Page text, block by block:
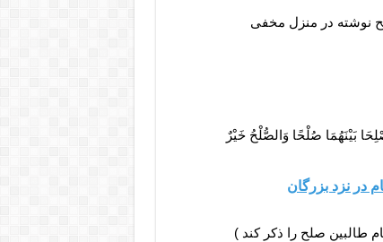
نوشته در منزل مخفی
بَيْنَهُمَا صُلْحًا وَالصُّلْحُ خَيْرٌ
نزد بزرگان
طالبین صلح را ذکر کند )